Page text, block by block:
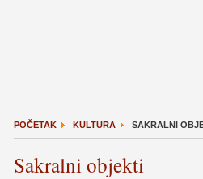
POČETAK KULTURA SAKRALNI
Sakralni objekti